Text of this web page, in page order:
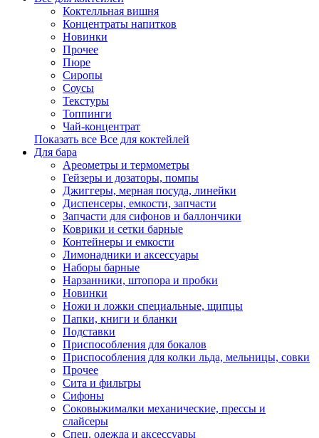
Коктелльная вишня
Концентраты напитков
Новинки
Прочее
Пюре
Сиропы
Соусы
Текстуры
Топпинги
Чай-концентрат
Показать все Все для коктейлей
Для бара
Ареометры и термометры
Гейзеры и дозаторы, помпы
Джиггеры, мерная посуда, линейки
Диспенсеры, емкости, запчасти
Запчасти для сифонов и баллончики
Коврики и сетки барные
Контейнеры и емкости
Лимонадники и аксессуары
Наборы барные
Нарзанники, штопора и пробки
Новинки
Ножи и ложки специальные, щипцы
Папки, книги и бланки
Подставки
Приспособления для бокалов
Приспособления для колки льда, мельницы, совки
Прочее
Сита и фильтры
Сифоны
Соковыжималки механические, прессы и
слайсеры
Спец. одежда и аксессуары